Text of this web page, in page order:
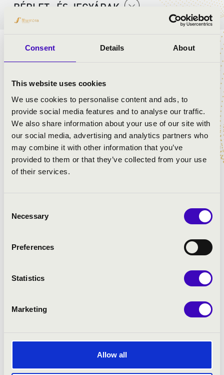
Consent Details About
This website uses cookies
We use cookies to personalise content and ads, to
provide social media features and to analyse our traffic.
We also share information about your use of our site with
our social media, advertising and analytics partners who
may combine it with other information that you’ve
provided to them or that they’ve collected from your use
of their services.
Selection
Necessary
Preferences
Statistics
Marketing
Allow all
BÉRLET- ÉS JEGYÁRAK
A Petőfi Kulturális Program a Kulturális és Innovációs
Minisztérium támogatásával, a Nemzeti Művelődési
ELŐADÓK:
Tóka Ágoston- orgona
Kéméndi Tamás- harmonika